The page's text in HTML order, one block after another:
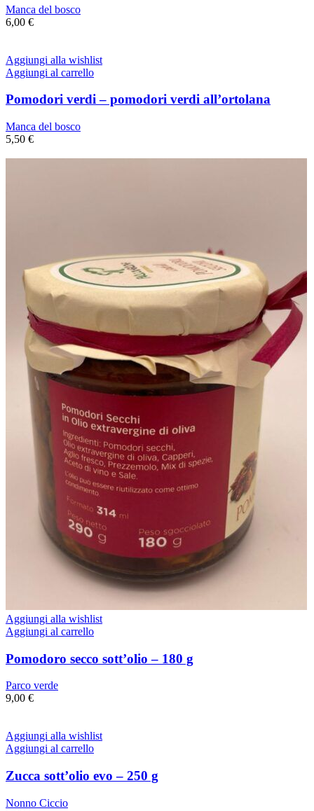
Manca del bosco
6,00 €
Aggiungi alla wishlist
Aggiungi al carrello
Pomodori verdi – pomodori verdi all’ortolana
Manca del bosco
5,50 €
Aggiungi alla wishlist
Aggiungi al carrello
Pomodoro secco sott’olio – 180 g
Parco verde
9,00 €
Aggiungi alla wishlist
Aggiungi al carrello
Zucca sott’olio evo – 250 g
Nonno Ciccio